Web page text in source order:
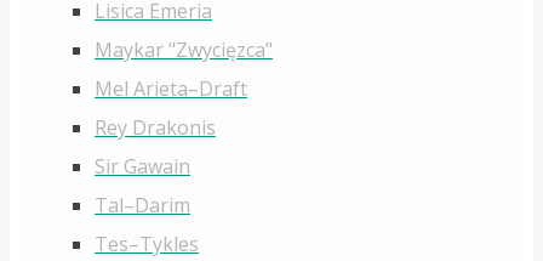
Lisica Emeria
Maykar "Zwycięzca"
Mel Arieta–Draft
Rey Drakonis
Sir Gawain
Tal–Darim
Tes–Tykles